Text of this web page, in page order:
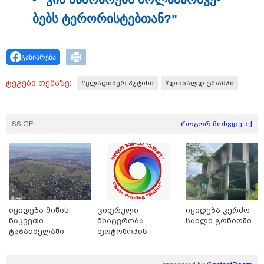
უნცია ოქრო დღიურად 101 დოლარით გაძვირდა - რა
ღირს გრამი საქართველოში?
ბებს ტე­რო­რის­ტებ­თან?"
გაზიარება
ტეგები თემაზე: #ვლადიმერ პუტინი #დონალდ ტრამპი
SS.GE როგორ მოხვდე აქ
იყიდება მიწის
ნაკვეთი
ტაბახმელაში
ციფრული
მხატვრობა
ფოტოშოპის
იყიდება კერძო
სახლი გონიოში